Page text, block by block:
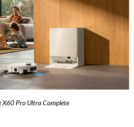
X60 Pro Ultra Complete